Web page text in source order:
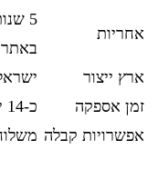
אחריות
5
באתר
ארץ ייצור
זמן אספקה
כ-14 ימי עסקים
אפשרויות קבלה